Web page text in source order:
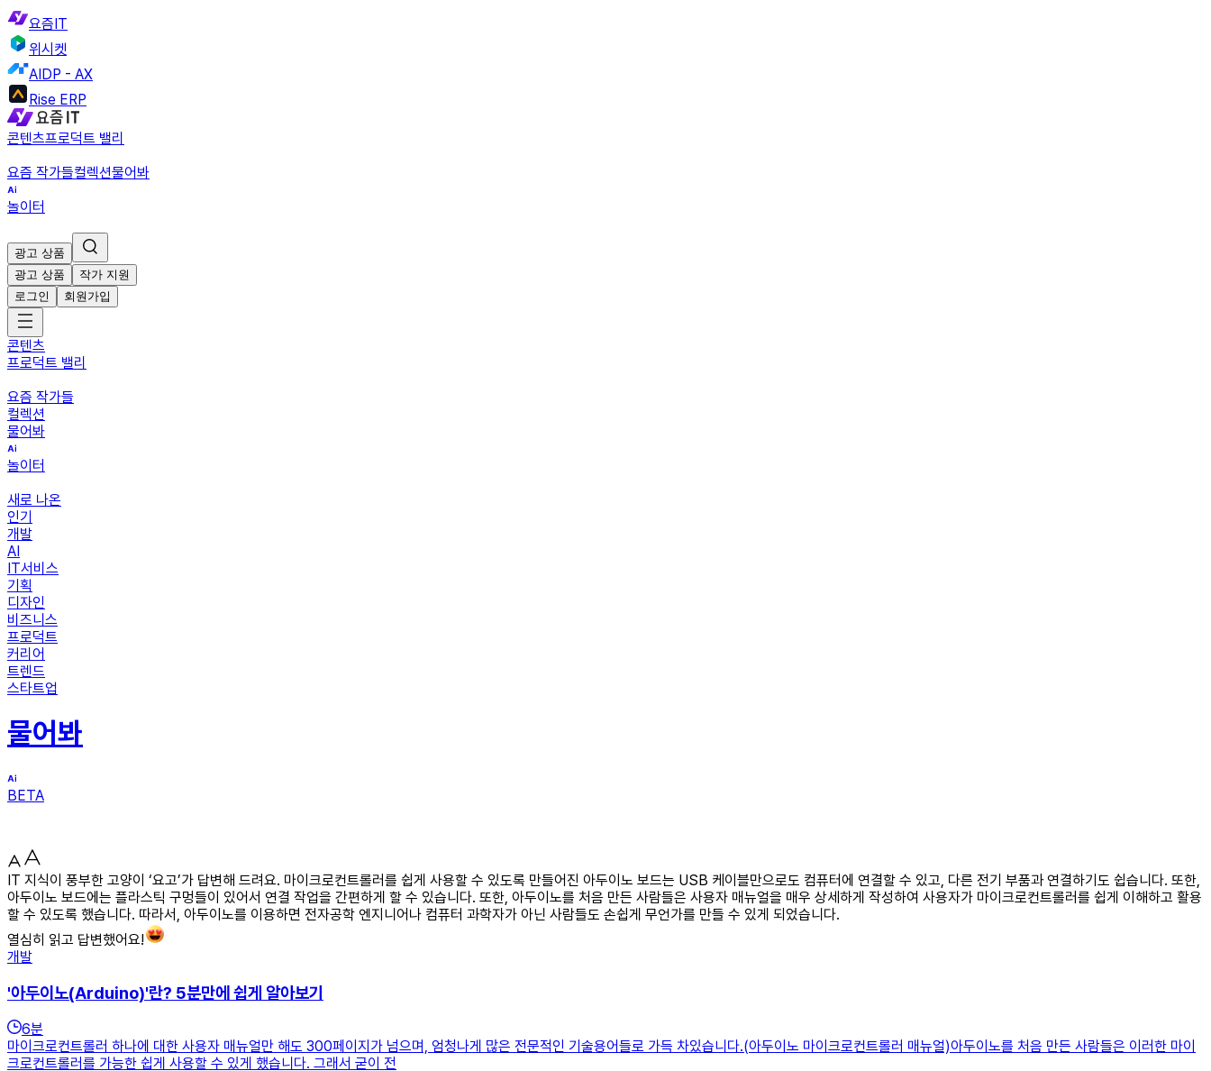
요즘IT
위시켓
AIDP - AX
Rise ERP
콘텐츠프로덕트 밸리
요즘 작가들컬렉션물어봐
놀이터
광고 상품
광고 상품
작가 지원
로그인
회원가입
콘텐츠
프로덕트 밸리
요즘 작가들
컬렉션
물어봐
놀이터
새로 나온
인기
개발
AI
IT서비스
기획
디자인
비즈니스
프로덕트
커리어
트렌드
스타트업
물어봐
BETA
IT 지식이 풍부한 고양이 ‘요고’가 답변해 드려요. 마이크로컨트롤러를 쉽게 사용할 수 있도록 만들어진 아두이노 보드는 USB 케이블만으로도 컴퓨터에 연결할 수 있고, 다른 전기 부품과 연결하기도 쉽습니다. 또한,
아두이노 보드에는 플라스틱 구멍들이 있어서 연결 작업을 간편하게 할 수 있습니다. 또한, 아두이노를 처음 만든 사람들은 사용자 매뉴얼을 매우 상세하게 작성하여 사용자가 마이크로컨트롤러를 쉽게 이해하고 활용
할 수 있도록 했습니다. 따라서, 아두이노를 이용하면 전자공학 엔지니어나 컴퓨터 과학자가 아닌 사람들도 손쉽게 무언가를 만들 수 있게 되었습니다.
열심히 읽고 답변했어요!
개발
'아두이노(Arduino)'란? 5분만에 쉽게 알아보기
6분
마이크로컨트롤러 하나에 대한 사용자 매뉴얼만 해도 300페이지가 넘으며, 엄청나게 많은 전문적인 기술용어들로 가득 차있습니다.(아두이노 마이크로컨트롤러 매뉴얼)아두이노를 처음 만든 사람들은 이러한 마이
크로컨트롤러를 가능한 쉽게 사용할 수 있게 했습니다. 그래서 굳이 전